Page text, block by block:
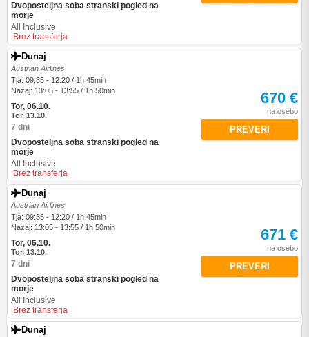
Dvoposteljna soba stranski pogled na
morje
All Inclusive
Brez transferja
Dunaj
Austrian Airlines
Tja: 09:35 - 12:20 / 1h 45min
Nazaj: 13:05 - 13:55 / 1h 50min
Tor, 06.10.
Tor, 13.10.
7 dni
Dvoposteljna soba stranski pogled na
morje
All Inclusive
Brez transferja
670 €
na osebo
PREVERI
Dunaj
Austrian Airlines
Tja: 09:35 - 12:20 / 1h 45min
Nazaj: 13:05 - 13:55 / 1h 50min
Tor, 06.10.
Tor, 13.10.
7 dni
Dvoposteljna soba stranski pogled na
morje
All Inclusive
Brez transferja
671 €
na osebo
PREVERI
Dunaj